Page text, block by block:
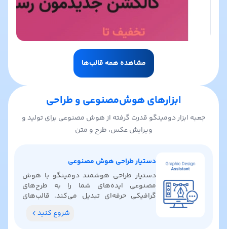
مشاهده همه قالب‌ها
ابزارهای هوش‌مصنوعی و طراحی
جعبه ابزار دومینگو قدرت گرفته از هوش مصنوعی برای تولید و
ویرایش عکس، طرح و متن
دستیار طراحی هوش مصنوعی
دستیار طراحی هوشمند دومینگو با هوش
مصنوعی ایده‌های شما را به طرح‌های
گرافیکی حرفه‌ای تبدیل می‌کند. قالب‌های
شروع کنید